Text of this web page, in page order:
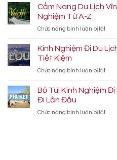
Túc
Sơn
Cẩm Nang Du Lịch
Nghiệm Từ A-Z
Chức năng bình luận bị tắtở
Nang
Du
Vĩnh
Tự
Kinh Nghiệm Đi Du
Tiết Kiệm
Chức năng bình luận bị tắtở
Lịch
Bỏ Túi Kinh Nghiệm
Đi Lần Đầu
Chức năng bình luận bị tắtở